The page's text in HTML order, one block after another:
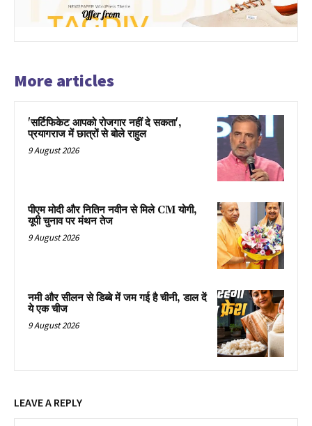
More articles
'सर्टिफिकेट आपको रोजगार नहीं दे सकता',
प्रयागराज में छात्रों से बोले राहुल
9 August 2026
पीएम मोदी और नितिन नवीन से मिले CM योगी,
यूपी चुनाव पर मंथन तेज
9 August 2026
नमी और सीलन से डिब्बे में जम गई है चीनी, डाल दें
ये एक चीज
9 August 2026
LEAVE A REPLY